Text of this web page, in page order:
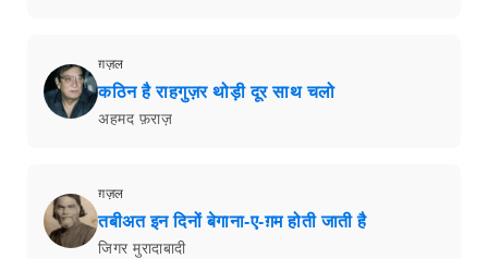
ग़ज़ल
कठिन है राहगुज़र थोड़ी दूर साथ चलो
अहमद फ़राज़
ग़ज़ल
तबीअत इन दिनों बेगाना-ए-ग़म होती जाती है
जिगर मुरादाबादी